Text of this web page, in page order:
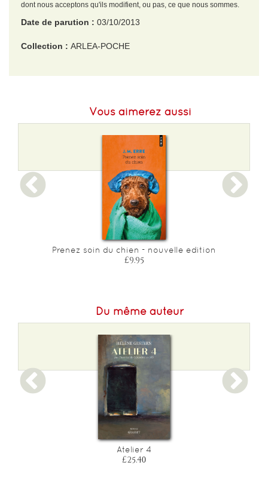
dont nous acceptons qu'ils modifient, ou pas, ce que nous sommes.
Date de parution : 03/10/2013
Collection : ARLEA-POCHE
Vous aimerez aussi
Prenez soin du chien - nouvelle edition
£9.95
Du même auteur
Atelier 4
£25.40